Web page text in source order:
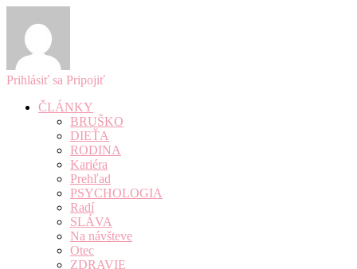
Prihlásiť sa Pripojiť
ČLÁNKY
BRUŠKO
DIEŤA
RODINA
Kariéra
Prehľad
PSYCHOLOGIA
Radí
SLÁVA
Na návšteve
Otec
ZDRAVIE